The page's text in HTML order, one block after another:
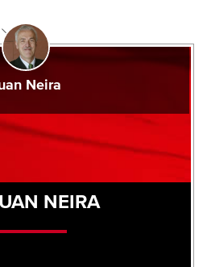
Neira
NEIRA